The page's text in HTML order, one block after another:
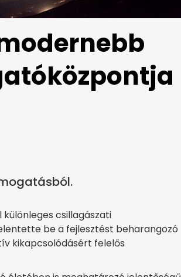
csillagászati
be a fejlesztést beharangozó
kikapcsolódásért felelős